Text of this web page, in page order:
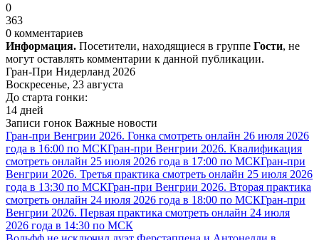
0
363
0 комментариев
Информация. Посетители, находящиеся в группе Гости, не
могут оставлять комментарии к данной публикации.
Гран-При Нидерланд 2026
Воскресенье, 23 августа
До старта гонки:
14 дней
Записи гонок Важные новости
Гран-при Венгрии 2026. Гонка смотреть онлайн 26 июля 2026
года в 16:00 по МСКГран-при Венгрии 2026. Квалификация
смотреть онлайн 25 июля 2026 года в 17:00 по МСКГран-при
Венгрии 2026. Третья практика смотреть онлайн 25 июля 2026
года в 13:30 по МСКГран-при Венгрии 2026. Вторая практика
смотреть онлайн 24 июля 2026 года в 18:00 по МСКГран-при
Венгрии 2026. Первая практика смотреть онлайн 24 июля
2026 года в 14:30 по МСК